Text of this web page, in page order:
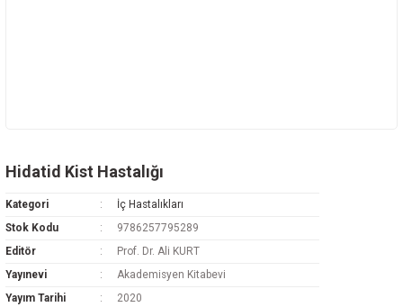
Hidatid Kist Hastalığı
Kategori
İç Hastalıkları
Stok Kodu
9786257795289
Editör
Prof. Dr. Ali KURT
Yayınevi
Akademisyen Kitabevi
Yayım Tarihi
2020